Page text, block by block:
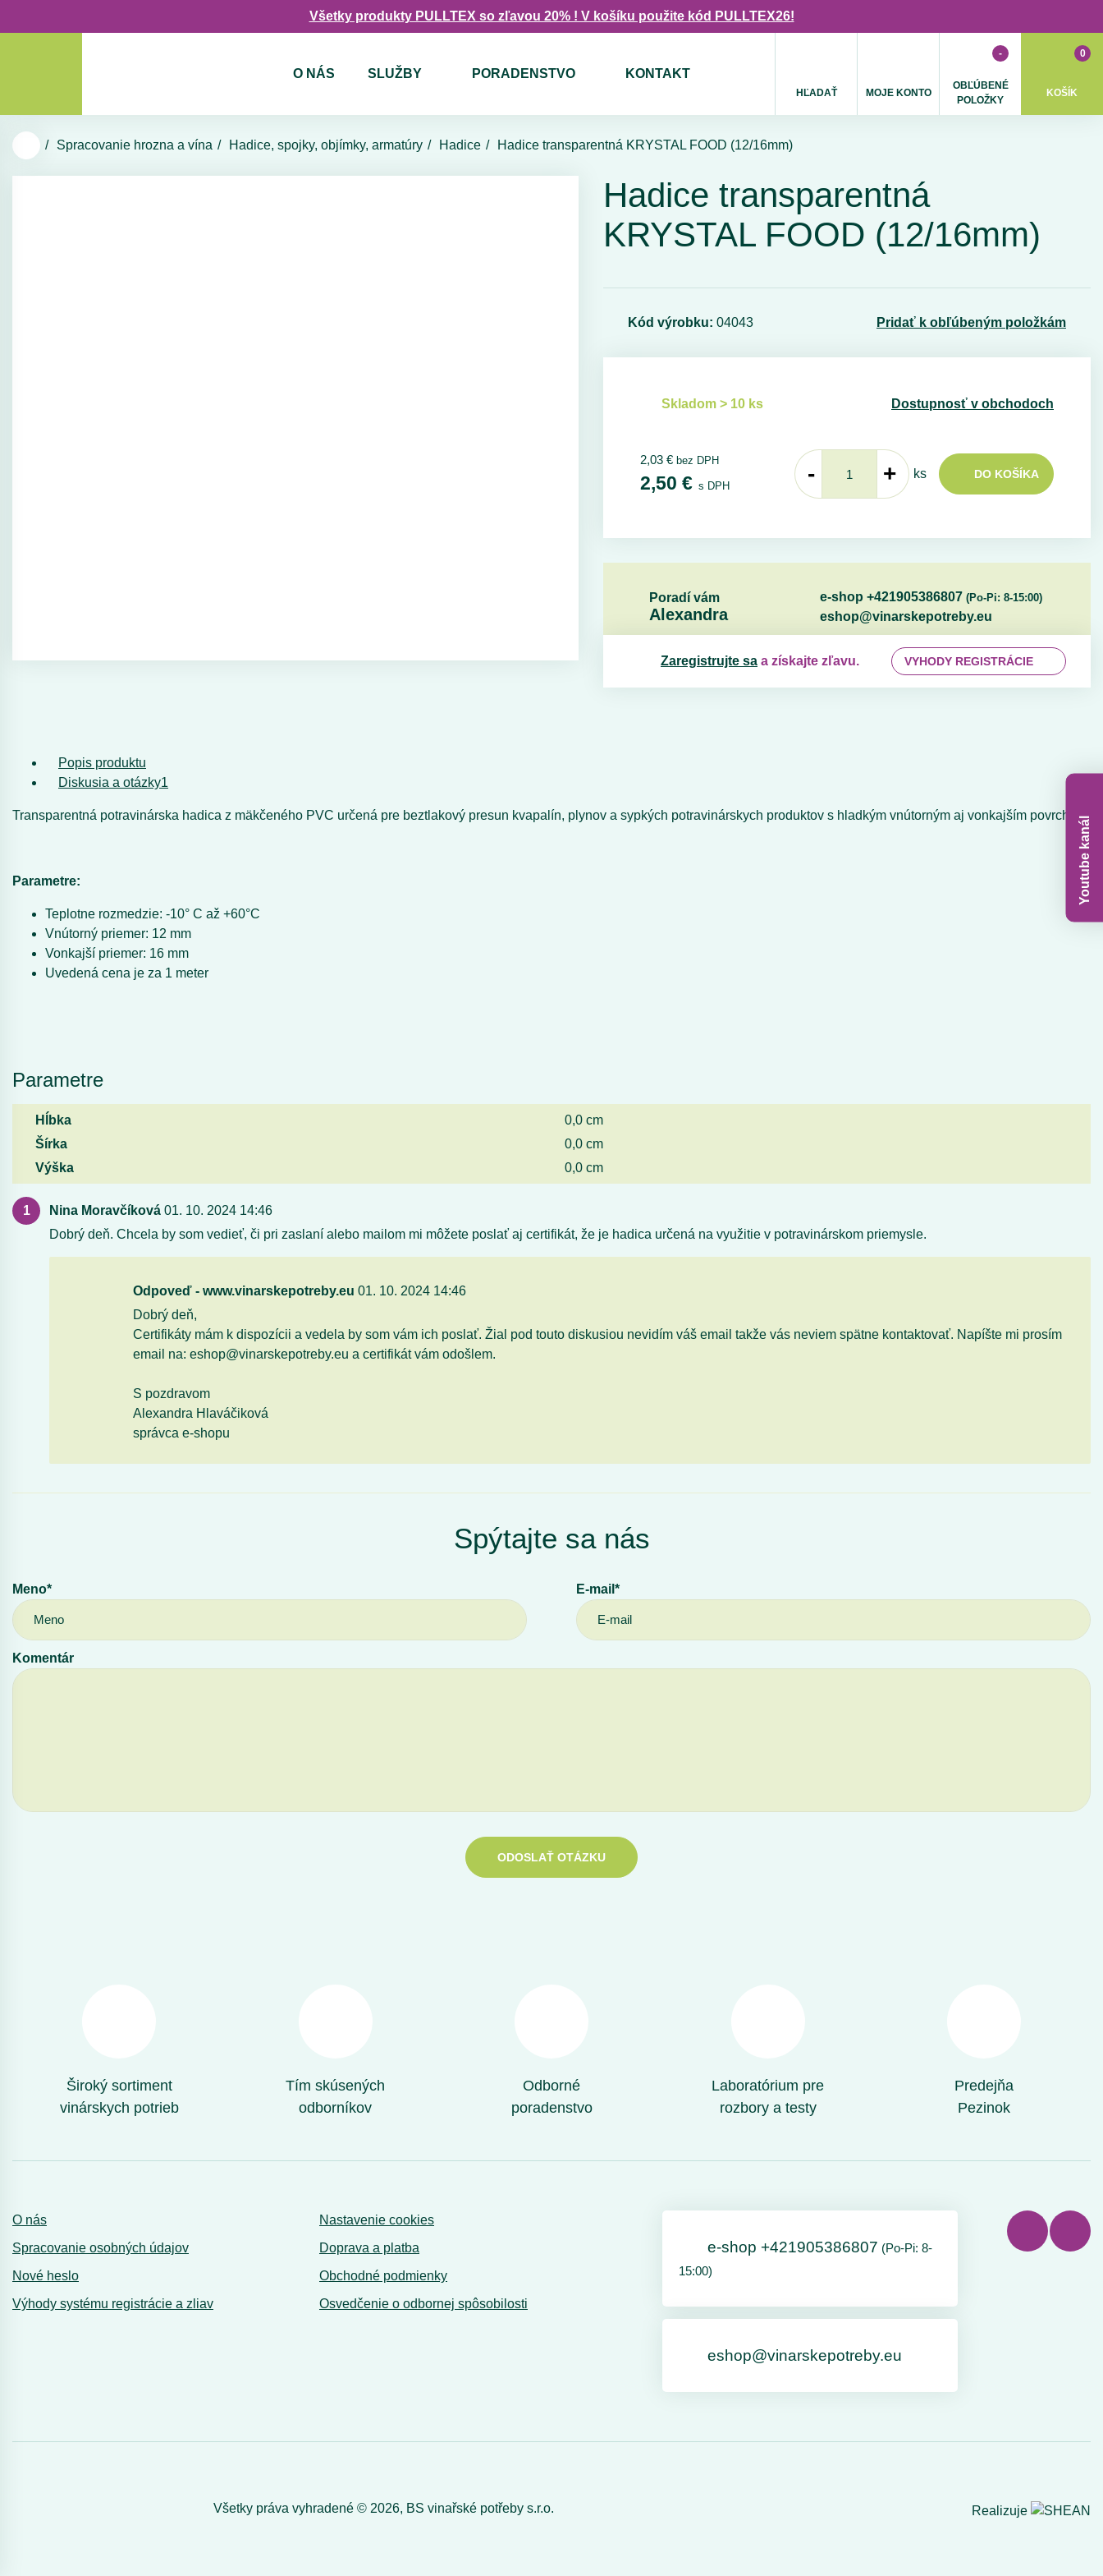
Všetky produkty PULLTEX so zľavou 20% ! V košíku použite kód PULLTEX26!
O NÁS SLUŽBY PORADENSTVO KONTAKT
HĽADAŤ MOJE KONTO
OBĽÚBENÉ
POLOŽKY
-
KOŠÍK
0
Spracovanie hrozna a vína Hadice, spojky, objímky, armatúry Hadice Hadice transparentná KRYSTAL FOOD (12/16mm)
Hadice transparentná
KRYSTAL FOOD (12/16mm)
Kód výrobku: 04043 Pridať k obľúbeným položkám
Skladom > 10 ks Dostupnosť v obchodoch
2,03 € bez DPH
2,50 € s DPH - + ks DO KOŠÍKA
Poradí vám
Alexandra
e-shop +421905386807 (Po-Pi: 8-15:00)
eshop@vinarskepotreby.eu
Zaregistrujte sa a získajte zľavu. VYHODY REGISTRÁCIE
Popis produktu
Diskusia a otázky1
Transparentná potravinárska hadica z mäkčeného PVC určená pre beztlakový presun kvapalín, plynov a sypkých potravinárskych produktov s hladkým vnútorným aj vonkajším povrchom.
Parametre:
Teplotne rozmedzie: -10° C až +60°C
Vnútorný priemer: 12 mm
Vonkajší priemer: 16 mm
Uvedená cena je za 1 meter
Parametre
Hĺbka
0,0 cm
Šírka
0,0 cm
Výška
0,0 cm
Nina Moravčíková 01. 10. 2024 14:46
Dobrý deň. Chcela by som vedieť, či pri zaslaní alebo mailom mi môžete poslať aj certifikát, že je hadica určená na využitie v potravinárskom priemysle.
Odpoveď - www.vinarskepotreby.eu 01. 10. 2024 14:46
Dobrý deň,
Certifikáty mám k dispozícii a vedela by som vám ich poslať. Žial pod touto diskusiou nevidím váš email takže vás neviem spätne kontaktovať. Napíšte mi prosím
email na: eshop@vinarskepotreby.eu a certifikát vám odošlem.
S pozdravom
Alexandra Hlaváčiková
správca e-shopu
Spýtajte sa nás
Meno* E-mail*
Komentár
ODOSLAŤ OTÁZKU
Široký sortiment
vinárskych potrieb
Tím skúsených
odborníkov
Odborné
poradenstvo
Laboratórium pre
rozbory a testy
Predejňa
Pezinok
O nás
Spracovanie osobných údajov
Nové heslo
Výhody systému registrácie a zliav
Nastavenie cookies
Doprava a platba
Obchodné podmienky
Osvedčenie o odbornej spôsobilosti
e-shop +421905386807 (Po-Pi: 8-
15:00)
eshop@vinarskepotreby.eu
Všetky práva vyhradené © 2026, BS vinařské potřeby s.r.o. Realizuje
Youtube kanál